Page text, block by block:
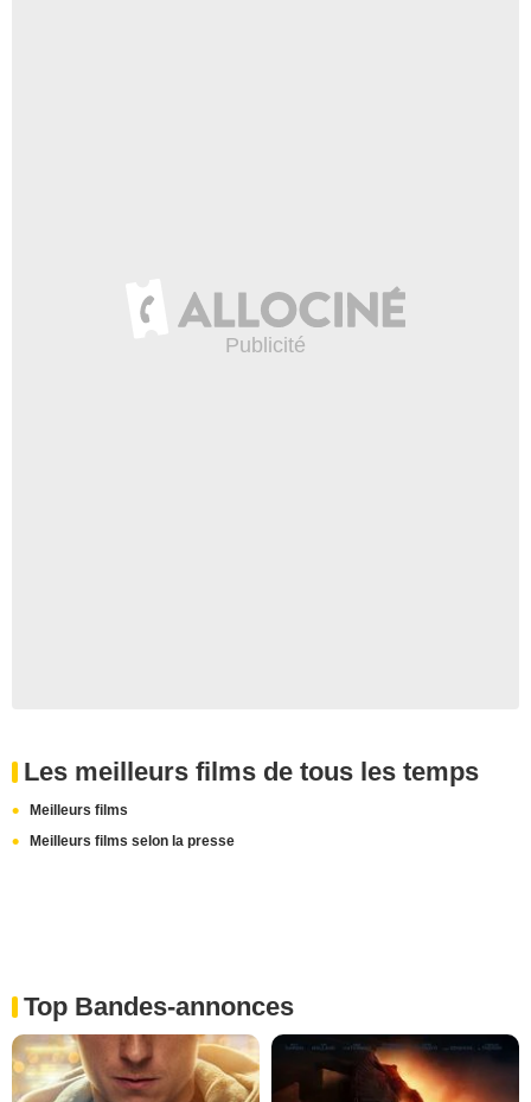
Les meilleurs films de tous les temps
Meilleurs films
Meilleurs films selon la presse
Top Bandes-annonces